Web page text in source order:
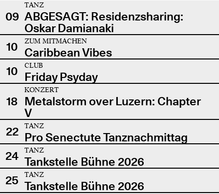
09
TANZ
ABGESAGT: Residenzsharing:
Oskar Damianaki
10
ZUM MITMACHEN
Caribbean Vibes
10
CLUB
Friday Psyday
18
KONZERT
Metalstorm over Luzern: Chapter
V
22
TANZ
Pro Senectute Tanznachmittag
24
TANZ
Tankstelle Bühne 2026
25
TANZ
Tankstelle Bühne 2026